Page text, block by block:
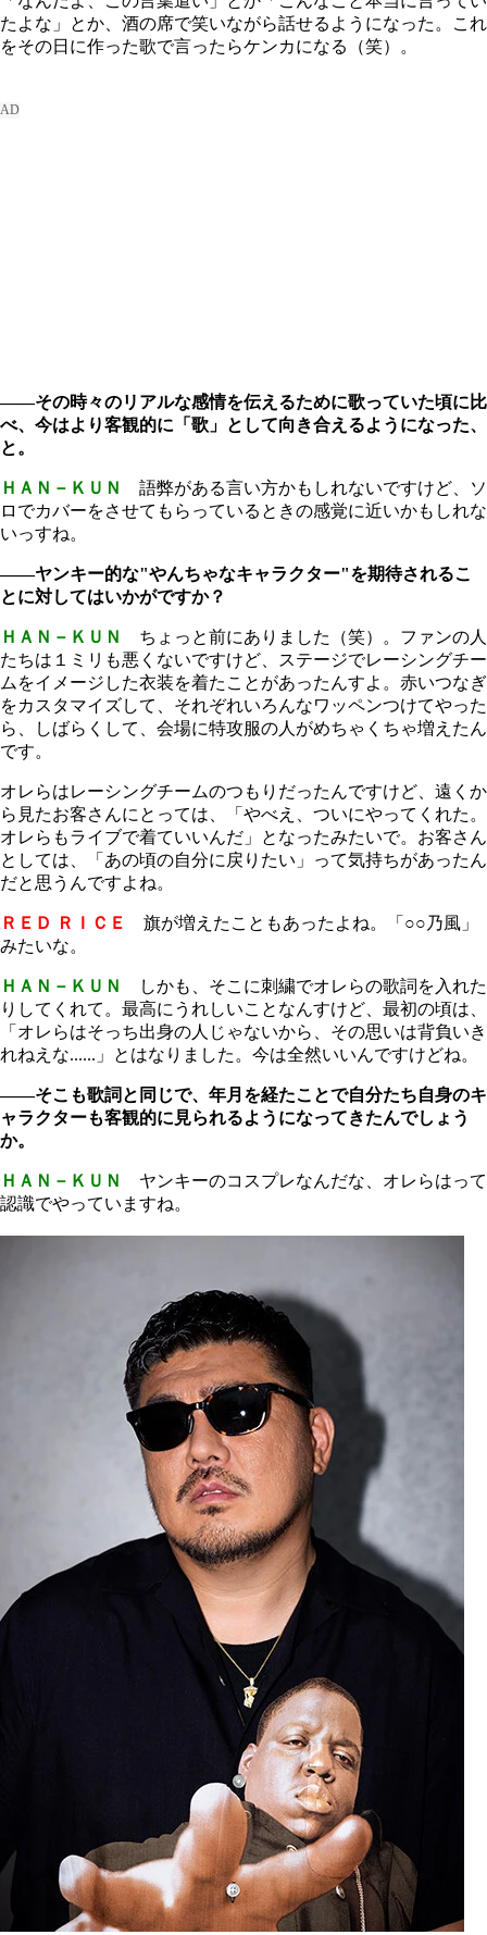
たよな」とか、酒の席で笑いながら話せるようになった。これ
をその日に作った歌で言ったらケンカになる（笑）。
――その時々のリアルな感情を伝えるために歌っていた頃に比
べ、今はより客観的に「歌」として向き合えるようになった、
と。
ＨＡＮ－ＫＵＮ
語弊がある言い方かもしれないですけど、ソ
ロでカバーをさせてもらっているときの感覚に近いかもしれな
いっすね。
――ヤンキー的な"やんちゃなキャラクター"を期待されるこ
とに対してはいかがですか？
ＨＡＮ－ＫＵＮ
ちょっと前にありました（笑）。ファンの人
たちは１ミリも悪くないですけど、ステージでレーシングチー
ムをイメージした衣装を着たことがあったんすよ。赤いつなぎ
をカスタマイズして、それぞれいろんなワッペンつけてやった
ら、しばらくして、会場に特攻服の人がめちゃくちゃ増えたん
です。
オレらはレーシングチームのつもりだったんですけど、遠くか
ら見たお客さんにとっては、「やべえ、ついにやってくれた。
オレらもライブで着ていいんだ」となったみたいで。お客さん
としては、「あの頃の自分に戻りたい」って気持ちがあったん
だと思うんですよね。
ＲＥＤ ＲＩＣＥ
旗が増えたこともあったよね。「○○乃風」
みたいな。
ＨＡＮ－ＫＵＮ
しかも、そこに刺繍でオレらの歌詞を入れた
りしてくれて。最高にうれしいことなんすけど、最初の頃は、
「オレらはそっち出身の人じゃないから、その思いは背負いき
れねえな......」とはなりました。今は全然いいんですけどね。
――そこも歌詞と同じで、年月を経たことで自分たち自身のキ
ャラクターも客観的に見られるようになってきたんでしょう
か。
ＨＡＮ－ＫＵＮ
ヤンキーのコスプレなんだな、オレらはって
認識でやっていますね。